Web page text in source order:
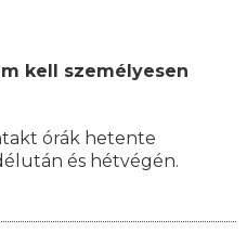
kell személyesen
órák hetente
és hétvégén.